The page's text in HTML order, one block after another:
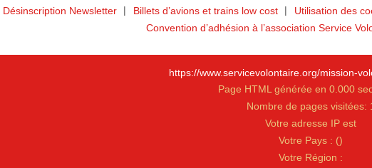
Désinscription Newsletter
Billets d’avions et trains low cost Utilisation des
Convention d’adhésion à l’association Service
https://www.servicevolontaire.org/mission-
Page HTML générée en 0.000
Nombre de pages visitées: 1
Votre adresse IP est
Votre Pays : ()
Votre Région :